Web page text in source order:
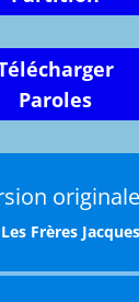
Paroles
originale
Les Frères Jacques
Lecteur